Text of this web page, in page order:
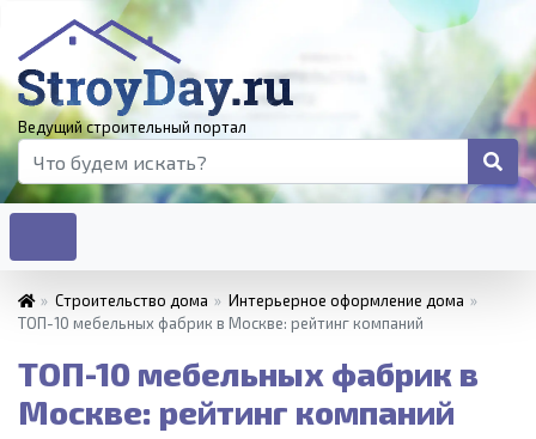
Ведущий строительный портал
» Строительство дома » Интерьерное оформление дома »
ТОП-10 мебельных фабрик в Москве: рейтинг компаний
ТОП-10 мебельных фабрик в
Москве: рейтинг компаний